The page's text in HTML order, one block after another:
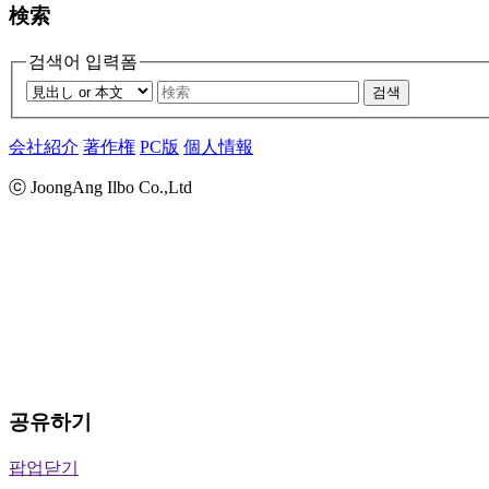
検索
검색어 입력폼
검색
会社紹介 著作権 PC版 個人情報
ⓒ JoongAng Ilbo Co.,Ltd
공유하기
팝업닫기